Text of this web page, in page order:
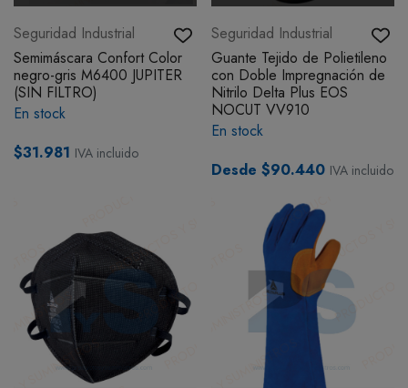
Seguridad Industrial
Semimáscara Confort Color
negro-gris M6400 JUPITER
(SIN FILTRO)
En stock
$31.981 IVA incluido
Seguridad Industrial
Guante Tejido de Polietileno
con Doble Impregnación de
Nitrilo Delta Plus EOS
NOCUT VV910
En stock
Desde $90.440 IVA incluido